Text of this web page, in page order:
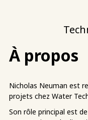
À propos
Nicholas Neuman est
projets chez Water
Son rôle principal est